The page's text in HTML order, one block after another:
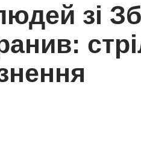
зі